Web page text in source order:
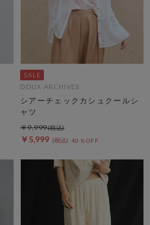
DOUX ARCHIVES
シアーチェックカシュクールシ
ャツ
￥5,999 40％OFF
￥9,999